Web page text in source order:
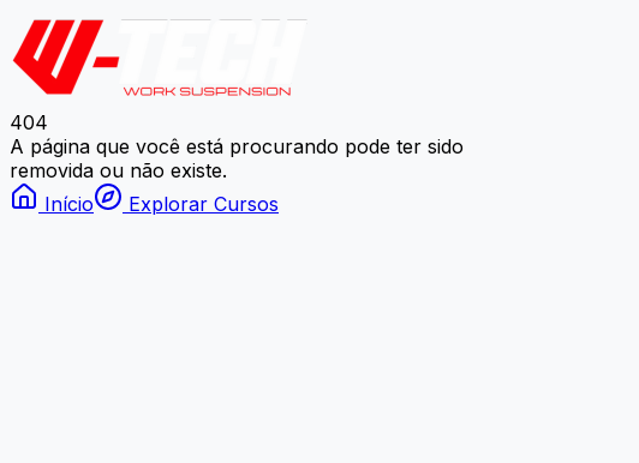
404
A página que você está procurando pode ter sido
removida ou não existe.
Início
Explorar Cursos